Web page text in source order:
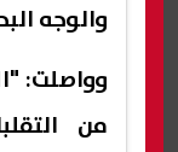
والوجه
وواصلت:
من